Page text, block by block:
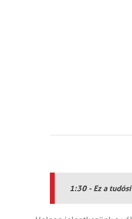
1:30 - Ez a